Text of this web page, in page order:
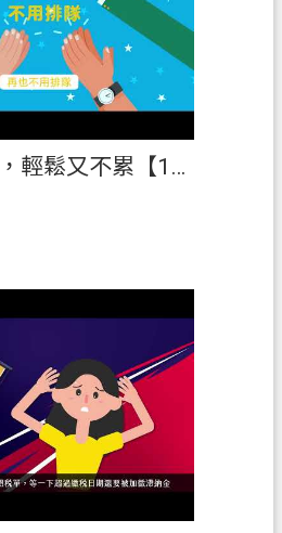
智慧查繳稅，輕鬆又不累【114年「稅創藝」租稅短片創作競賽】第3名